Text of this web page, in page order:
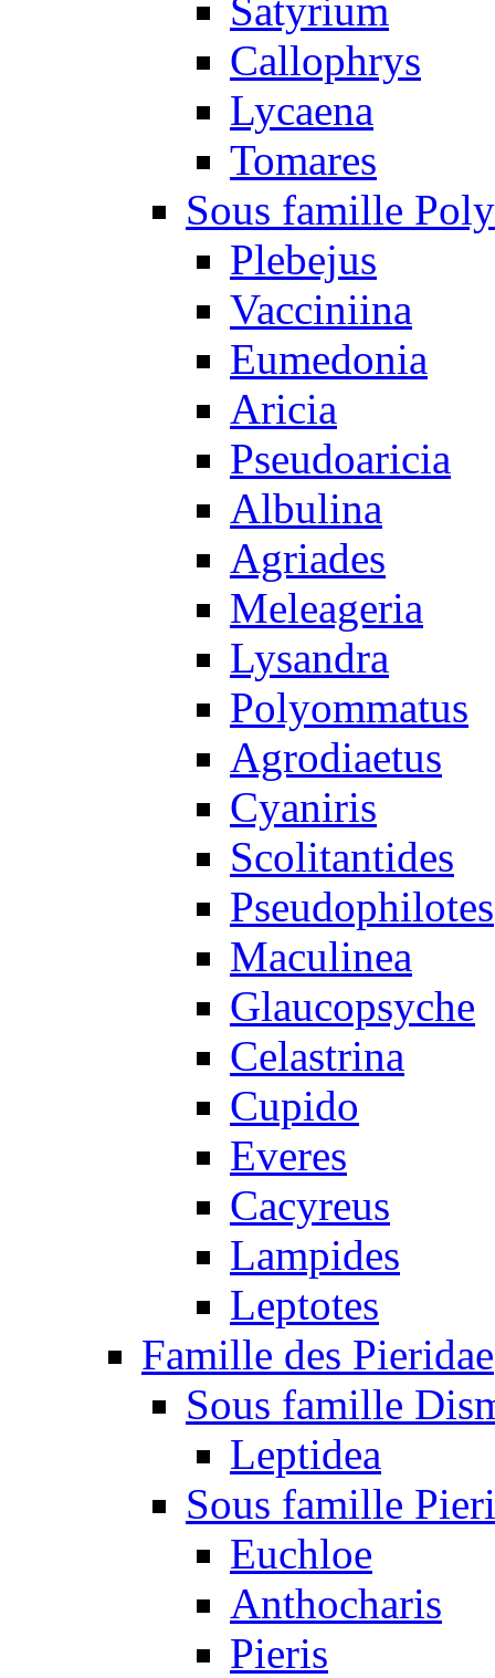
Satyrium
Callophrys
Lycaena
Tomares
Sous famille
Plebejus
Vacciniina
Eumedonia
Aricia
Pseudoaricia
Albulina
Agriades
Meleageria
Lysandra
Polyommatus
Agrodiaetus
Cyaniris
Scolitantides
Pseudophilotes
Maculinea
Glaucopsyche
Celastrina
Cupido
Everes
Cacyreus
Lampides
Leptotes
Famille des Pieridae
Sous famille
Leptidea
Sous famille
Euchloe
Anthocharis
Pieris